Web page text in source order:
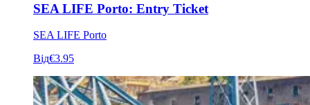
SEA LIFE Porto: Entry Ticket
SEA LIFE Porto
Від€3.95